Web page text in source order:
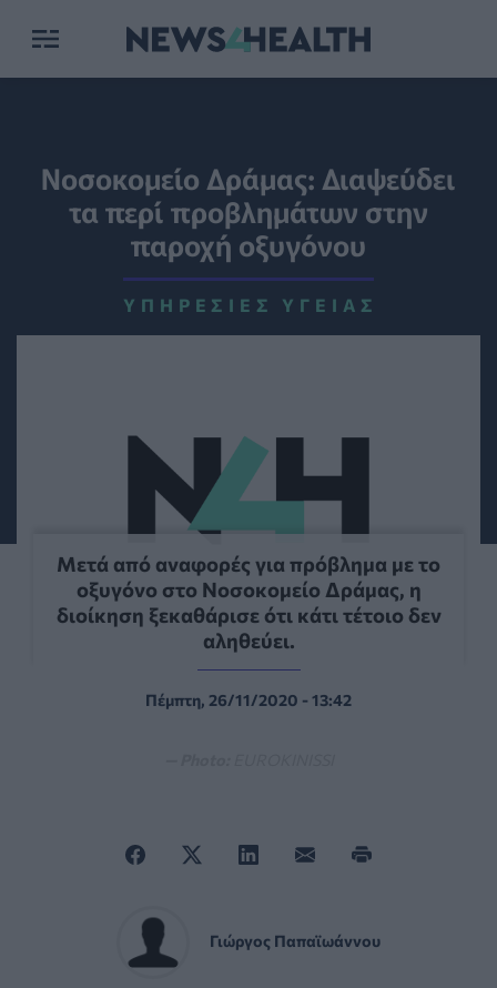
Νοσοκομείο Δράμας: Διαψεύδει
τα περί προβλημάτων στην
παροχή οξυγόνου
ΥΠΗΡΕΣΊΕΣ ΥΓΕΊΑΣ
Μετά από αναφορές για πρόβλημα με το
οξυγόνο στο Νοσοκομείο Δράμας, η
διοίκηση ξεκαθάρισε ότι κάτι τέτοιο δεν
αληθεύει.
Πέμπτη, 26/11/2020 - 13:42
Γιώργος Παπαϊωάννου